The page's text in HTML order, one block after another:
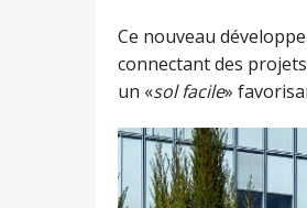
Ce nouveau
connectant des
un «sol facile»